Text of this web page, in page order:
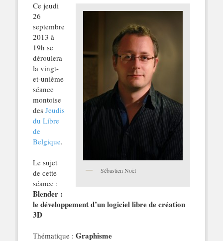
Sébastien Noël
Ce jeudi
26
septembre
2013 à
19h se
déroulera
la vingt-
et-unième
séance
montoise
des Jeudis
du Libre
de
Belgique.
Le sujet
de cette
séance :
Blender :
le développement d’un logiciel libre de création
3D
Thématique : Graphisme